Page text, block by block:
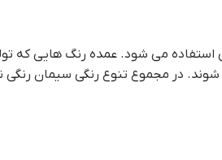
استفاده می شود. عمده رنگ هایی که
در مجموع تنوع رنگی سیمان رنگی